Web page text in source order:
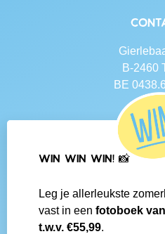
B-2460
BE
Social
WIN WIN WIN! 📸
Leg je allerleukste
vast in een fotoboek
t.w.v. €55,99.